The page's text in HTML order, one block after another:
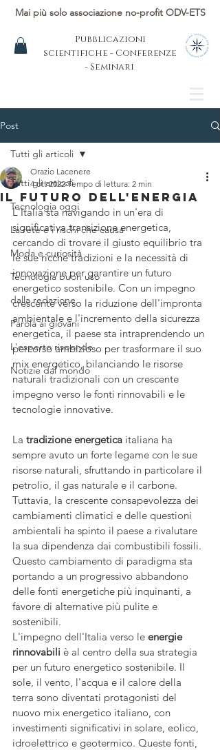
Mai più solo associazione no-profit ODV-ETS
Pubblicazioni
scientifiche - Conferenze
- Seminari
Post
Tutti gli articoli
Tecnologia oggi
La rete e i rischi che causa
Moda e curiosità
Tecnologia buon uso
dalla redazione
Parola ai giovani
L'esperto risponde
Notizie dal mondo
Tutti gli articoli
Il Futuro dell'Energia
Orazio Lacenere
4 ott 2022 Tempo di lettura: 2 min
L'Italia sta navigando in un'era di
significativa transizione energetica,
cercando di trovare il giusto equilibrio tra
le sue ricche tradizioni e la necessità di
innovazione per garantire un futuro
energetico sostenibile. Con un impegno
crescente verso la riduzione dell'impronta
ambientale e l'incremento della sicurezza
energetica, il paese sta intraprendendo un
percorso ambizioso per trasformare il suo
mix energetico, bilanciando le risorse
naturali tradizionali con un crescente
impegno verso le fonti rinnovabili e le
tecnologie innovative.
La tradizione energetica italiana ha
sempre avuto un forte legame con le sue
risorse naturali, sfruttando in particolare il
petrolio, il gas naturale e il carbone.
Tuttavia, la crescente consapevolezza dei
cambiamenti climatici e delle questioni
ambientali ha spinto il paese a rivalutare
la sua dipendenza dai combustibili fossili.
Questo cambiamento di paradigma sta
portando a un progressivo abbandono
delle fonti energetiche più inquinanti, a
favore di alternative più pulite e
sostenibili.
L'impegno dell'Italia verso le energie
rinnovabili è al centro della sua strategia
per un futuro energetico sostenibile. Il
sole, il vento, l'acqua e il calore della
terra sono diventati protagonisti del
nuovo mix energetico italiano, con
investimenti significativi in solare, eolico,
idroelettrico e geotermico. Queste fonti,